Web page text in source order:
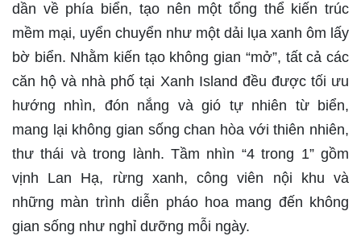
dần về phía biển, tạo nên một tổng thể kiến trúc
mềm mại, uyển chuyển như một dải lụa xanh ôm lấy
bờ biển. Nhằm kiến tạo không gian “mở”, tất cả các
căn hộ và nhà phố tại Xanh Island đều được tối ưu
hướng nhìn, đón nắng và gió tự nhiên từ biển,
mang lại không gian sống chan hòa với thiên nhiên,
thư thái và trong lành. Tầm nhìn “4 trong 1” gồm
vịnh Lan Hạ, rừng xanh, công viên nội khu và
những màn trình diễn pháo hoa mang đến không
gian sống như nghỉ dưỡng mỗi ngày.